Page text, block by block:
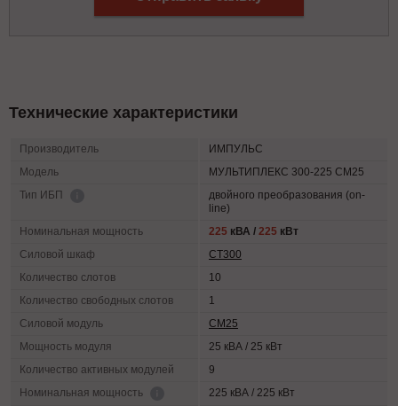
Технические характеристики
Производитель
ИМПУЛЬС
Модель
МУЛЬТИПЛЕКС 300-225 СМ25
Тип ИБП
двойного преобразования (on-
line)
Номинальная мощность
225 кВА / 225 кВт
Силовой шкаф
СТ300
Количество слотов
10
Количество свободных слотов
1
Силовой модуль
СМ25
Мощность модуля
25 кВА / 25 кВт
Количество активных модулей
9
Номинальная мощность
225 кВА / 225 кВт